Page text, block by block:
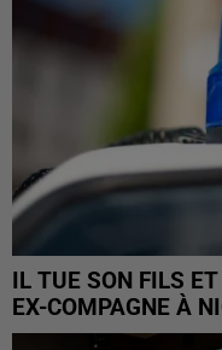
IL TUE SON FILS
EX-COMPAGNE À